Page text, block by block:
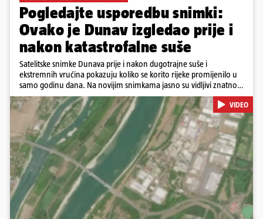
Pogledajte usporedbu snimki:
Ovako je Dunav izgledao prije i
nakon katastrofalne suše
Satelitske snimke Dunava prije i nakon dugotrajne suše i
ekstremnih vrućina pokazuju koliko se korito rijeke promijenilo u
samo godinu dana. Na novijim snimkama jasno su vidljivi znatno
veći pješčani sprudovi i sužene vodene površine, što svjedoči o
povijesno niskim vodostajima. Promjene su zabilježene duž cijelog
toka, od Njemačke i Austrije, preko Slovačke, Hrvatske i Srbije, do
Rumunjske i Bugarske. Snimke je tijekom ljeta 2025. i 2026.
zabilježio satelit Sentinel-2 u sklopu programa Europske unije
Copernicus.
Pokretanje videa...
VIDEO